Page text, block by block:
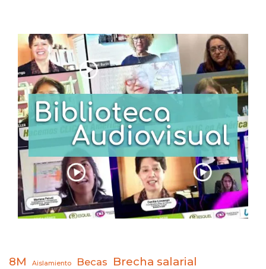
8M Aislamiento Becas Brecha salarial